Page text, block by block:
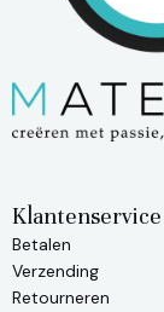
Klantenservice
Betalen
Verzending
Retourneren